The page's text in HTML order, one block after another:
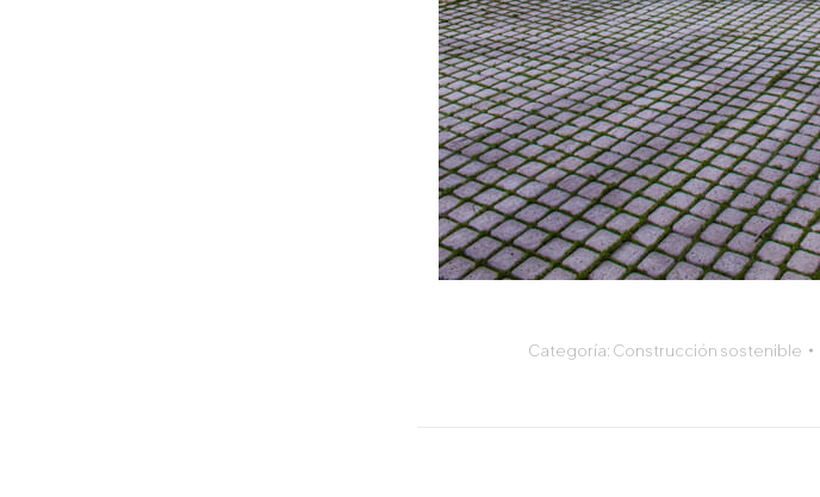
Categoría: Construcción sostenible